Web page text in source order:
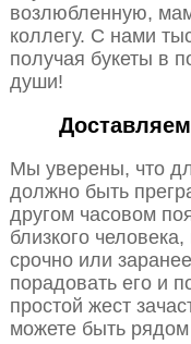
возлюбленную,
коллегу. С нами
получая букеты в
души!
Мы уверены, что
должно быть
другом часовом
близкого
срочно или
порадовать его и
простой жест
можете быть